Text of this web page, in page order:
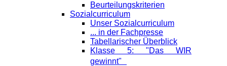
Beurteilungskriterien
Sozialcurriculum
Unser Sozialcurriculum
... in der Fachpresse
Tabellarischer Überblick
Klasse 5: "Das WIR
gewinnt"